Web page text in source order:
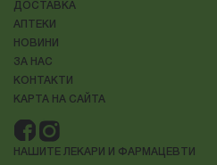
ДОСТАВКА
АПТЕКИ
НОВИНИ
ЗА НАС
КОНТАКТИ
КАРТА НА САЙТА
НАШИТЕ ЛЕКАРИ И ФАРМАЦЕВТИ